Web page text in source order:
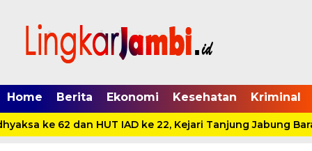
Home Berita Ekonomi Kesehatan Kriminal
ke 62 dan HUT IAD ke 22, Kejari Tanjung Jabung